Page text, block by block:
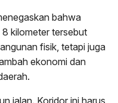
bahwa
kilometer tersebut
fisik, tetapi juga
ekonomi dan